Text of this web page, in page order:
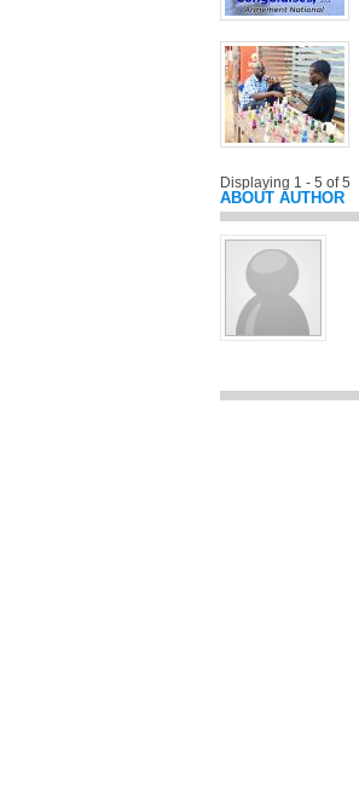
Displaying 1 - 5 of 5
ABOUT AUTHOR